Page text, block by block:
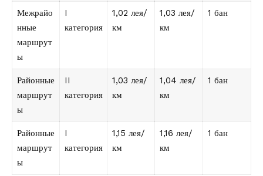
Межрайо
нные
маршрут
ы
I
категория
1,02 лея/
км
1,03 лея/
км
1 бан
Районные
маршрут
ы
II
категория
1,03 лея/
км
1,04 лея/
км
1 бан
Районные
маршрут
ы
I
категория
1,15 лея/
км
1,16 лея/
км
1 бан